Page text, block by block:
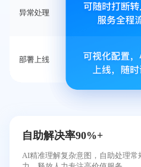
自助解决率90%+
AI精准理解复杂意图，自助处理